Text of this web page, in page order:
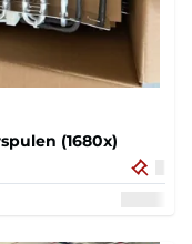
(1680x)